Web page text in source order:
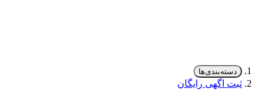
دسته‌بندی‌ها
ثبت اگهی رایگان